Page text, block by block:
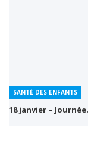
SANTÉ DES ENFANTS
18 janvier –